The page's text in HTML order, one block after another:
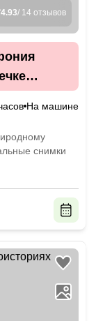
4.93/ 14 отзывов
На машине
снимки